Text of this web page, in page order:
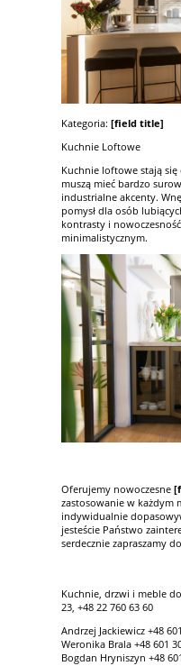
Kategoria: [field title]
Kuchnie Loftowe
Kuchnie loftowe stają
muszą mieć bardzo
industrialne akcenty.
pomysł dla osób
kontrasty i
minimalistycznym.
Oferujemy nowoczesne
zastosowanie w każdym
indywidualnie
jesteście Państwo
serdecznie zapraszamy
Kuchnie, drzwi i meble
23, +48 22 760 63 60
Andrzej Jackiewicz +48
Weronika Brala +48 601
Bogdan Hryniszyn +48